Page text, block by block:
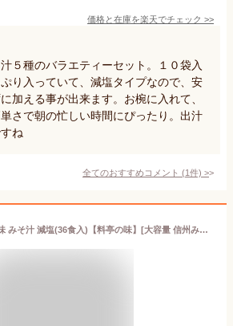
価格と在庫を楽天でチェック >>
５種のバラエティーセット。１０袋入
り入っていて、減塩タイプなので、安
加える事が出来ます。お椀に入れて、
さで朝の忙しい時間にぴったり。出汁
ね
全てのおすすめコメント (1件) >
マルコメ 料亭の味 みそ汁 減塩(36食入)【料亭の味】[大容量 信州みそ 味噌汁 インスタント]